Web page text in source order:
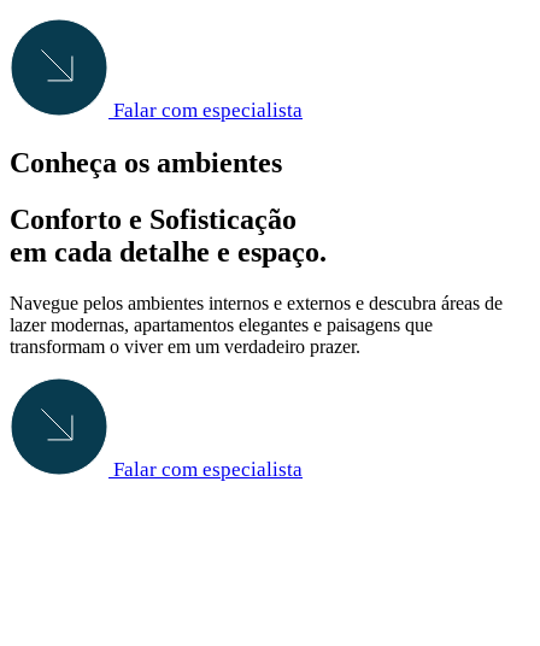
Falar com especialista
Conheça os ambientes
Conforto e Sofisticação
em cada detalhe e espaço.
Navegue pelos ambientes internos e externos e descubra áreas de
lazer modernas, apartamentos elegantes e paisagens que
transformam o viver em um verdadeiro prazer.
Falar com especialista